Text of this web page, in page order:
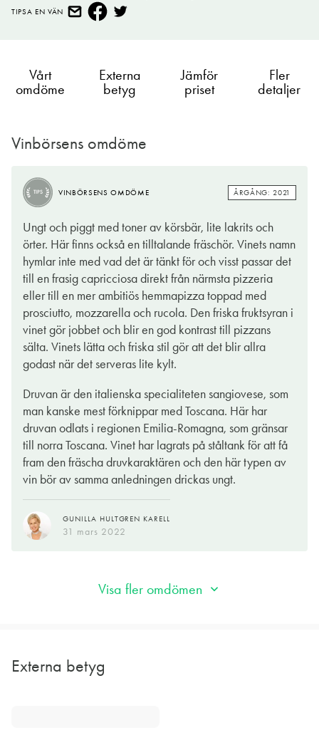
TIPSA EN VÄN
Vårt
omdöme
Externa
betyg
Jämför
priset
Fler
detaljer
Vinbörsens omdöme
TIPS VINBÖRSENS OMDÖME ÅRGÅNG: 2021
Ungt och piggt med toner av körsbär, lite lakrits och
örter. Här finns också en tilltalande fräschör. Vinets namn
hymlar inte med vad det är tänkt för och visst passar det
till en frasig capricciosa direkt från närmsta pizzeria
eller till en mer ambitiös hemmapizza toppad med
prosciutto, mozzarella och rucola. Den friska fruktsyran i
vinet gör jobbet och blir en god kontrast till pizzans
sälta. Vinets lätta och friska stil gör att det blir allra
godast när det serveras lite kylt.
Druvan är den italienska specialiteten sangiovese, som
man kanske mest förknippar med Toscana. Här har
druvan odlats i regionen Emilia-Romagna, som gränsar
till norra Toscana. Vinet har lagrats på ståltank för att få
fram den fräscha druvkaraktären och den här typen av
vin bör av samma anledningen drickas ungt.
GUNILLA HULTGREN KARELL
31 mars 2022
TIPS VINBÖRSENS OMDÖME
sammanhang. Glöm fine dining, karaffer och nypolerat
bordssilver här kavlar vi upp ärmarna och tar fram slicern. Pizza
går hem i både slott och koja och det gör även det här vinet
med stor säkerhet. Varmfruktig, lättdrucken och opretentiös
ramar den med självsäkerhet in en härlig kväll runt bordet.
Med mörka körsbär, en snygg vaniljton och balanserad syra
gör den sig tillgänglig till både en Margherita di Bufala och en
krämig svamppasta med riven parmesan. Vissa har svårt för
etiketten, andra älskar den. Oavsett vilket gäng man tillhör så
får man här mycket vin för pengarna.
JENS FRITHIOFSSON
14 dec. 2020
Visa fler omdömen
Externa betyg